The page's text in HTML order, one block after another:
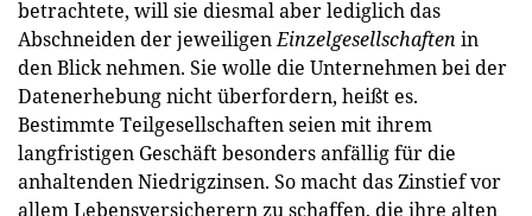
betrachtete, will sie diesmal aber lediglich das
Abschneiden der jeweiligenEinzelgesellschaften in
den Blick nehmen. Sie wolle die Unternehmen bei der
Datenerhebung nicht überfordern, heißt es.
Bestimmte Teilgesellschaften seien mit ihrem
langfristigen Geschäft besonders anfällig für die
anhaltenden Niedrigzinsen. So macht das Zinstief vor
allem Lebensversicherern zu schaffen, die ihre alten